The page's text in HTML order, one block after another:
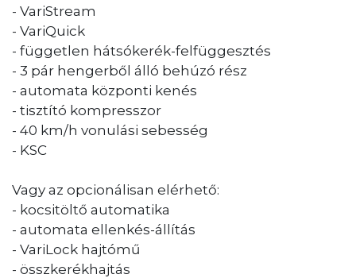
- VariStream
- VariQuick
- független hátsókerék-felfüggesztés
- 3 pár hengerből álló behúzó rész
- automata központi kenés
- tisztító kompresszor
- 40 km/h vonulási sebesség
- KSC
Vagy az opcionálisan elérhető:
- kocsitöltő automatika
- automata ellenkés-állítás
- VariLock hajtómű
- összkerékhajtás